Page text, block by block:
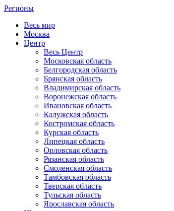
Регионы
Весь мир
Москва
Центр
Весь Центр
Московская область
Белгородская область
Брянская область
Владимирская область
Воронежская область
Ивановская область
Калужская область
Костромская область
Курская область
Липецкая область
Орловская область
Рязанская область
Смоленская область
Тамбовская область
Тверская область
Тульская область
Ярославская область